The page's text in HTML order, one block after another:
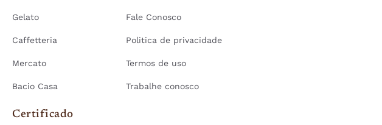
Gelato
Caffetteria
Mercato
Bacio Casa
Certificado
Fale Conosco
Politica de privacidade
Termos de uso
Trabalhe conosco